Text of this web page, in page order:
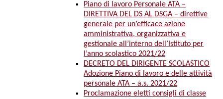
Piano di lavoro Personale ATA –
DIRETTIVA DEL DS AL DSGA – direttive
generale per un’efficace azione
amministrativa, organizzativa e
gestionale all’interno dell’Istituto per
l’anno scolastico 2021/22
DECRETO DEL DIRIGENTE SCOLASTICO
Adozione Piano di lavoro e delle attività
personale ATA – a.s. 2021/22
Proclamazione eletti consigli di classe